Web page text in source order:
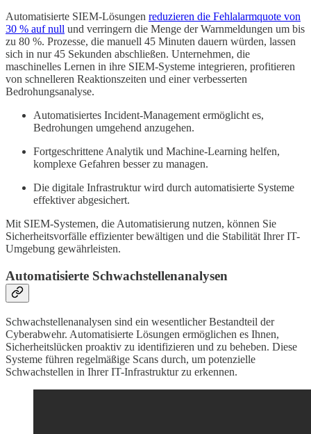
Automatisierte SIEM-Lösungen reduzieren die Fehlalarmquote von
30 % auf null und verringern die Menge der Warnmeldungen um bis
zu 80 %. Prozesse, die manuell 45 Minuten dauern würden, lassen
sich in nur 45 Sekunden abschließen. Unternehmen, die
maschinelles Lernen in ihre SIEM-Systeme integrieren, profitieren
von schnelleren Reaktionszeiten und einer verbesserten
Bedrohungsanalyse.
Automatisiertes Incident-Management ermöglicht es,
Bedrohungen umgehend anzugehen.
Fortgeschrittene Analytik und Machine-Learning helfen,
komplexe Gefahren besser zu managen.
Die digitale Infrastruktur wird durch automatisierte Systeme
effektiver abgesichert.
Mit SIEM-Systemen, die Automatisierung nutzen, können Sie
Sicherheitsvorfälle effizienter bewältigen und die Stabilität Ihrer IT-
Umgebung gewährleisten.
Automatisierte Schwachstellenanalysen
Schwachstellenanalysen sind ein wesentlicher Bestandteil der
Cyberabwehr. Automatisierte Lösungen ermöglichen es Ihnen,
Sicherheitslücken proaktiv zu identifizieren und zu beheben. Diese
Systeme führen regelmäßige Scans durch, um potenzielle
Schwachstellen in Ihrer IT-Infrastruktur zu erkennen.